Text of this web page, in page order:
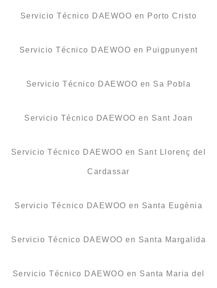
Servicio Técnico DAEWOO en Porto Cristo
Servicio Técnico DAEWOO en Puigpunyent
Servicio Técnico DAEWOO en Sa Pobla
Servicio Técnico DAEWOO en Sant Joan
Servicio Técnico DAEWOO en Sant Llorenç del
Cardassar
Servicio Técnico DAEWOO en Santa Eugènia
Servicio Técnico DAEWOO en Santa Margalida
Servicio Técnico DAEWOO en Santa Maria del